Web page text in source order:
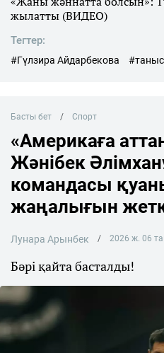
жылатты (ВИДЕО)
Тегтер:
#Гүлзира Айдарбекова
Басты бет Спорт
«Америкаға
Жәнібек
командасы
жаңалығын
Лунара Арынбек 2026 ж. 06
Бәрі қайта басталды!